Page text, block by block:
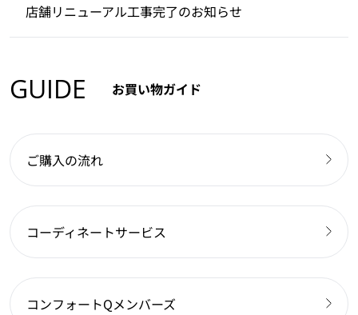
店舗リニューアル工事完了のお知らせ
GUIDE お買い物ガイド
ご購入の流れ
コーディネートサービス
コンフォートQメンバーズ